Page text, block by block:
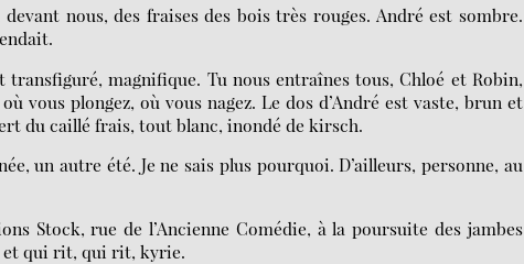
nous, des fraises des bois très rouges. André est sombre.
transfiguré, magnifique. Tu nous entraînes tous, Chloé et Robin,
vous plongez, où vous nagez. Le dos d’André est vaste, brun et
du caillé frais, tout blanc, inondé de kirsch.
un autre été. Je ne sais plus pourquoi. D’ailleurs, personne, au
Stock, rue de l’Ancienne Comédie, à la poursuite des jambes
et qui rit, qui rit, kyrie.